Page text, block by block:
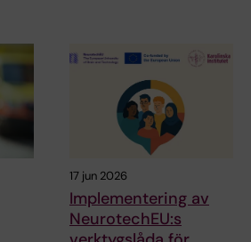
17 jun 2026
Implementering av
NeurotechEU:s